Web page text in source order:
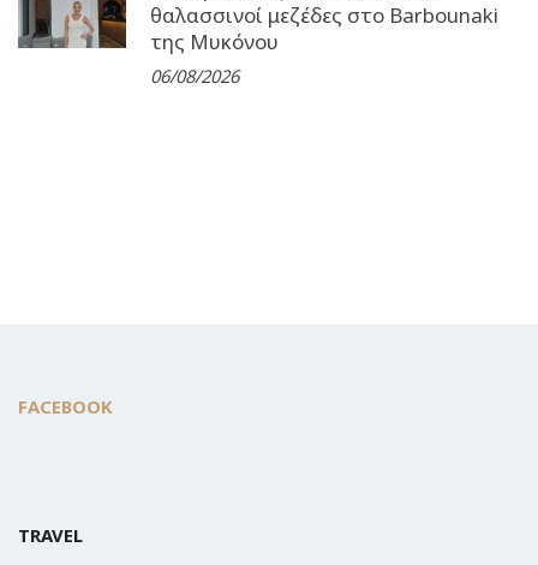
θαλασσινοί μεζέδες στο Barbounaki
της Μυκόνου
06/08/2026
FACEBOOK
TRAVEL